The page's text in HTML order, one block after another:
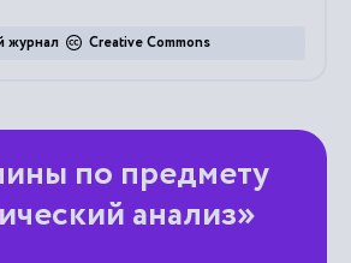
Creative Commons
журнал
по предмету
анализ»